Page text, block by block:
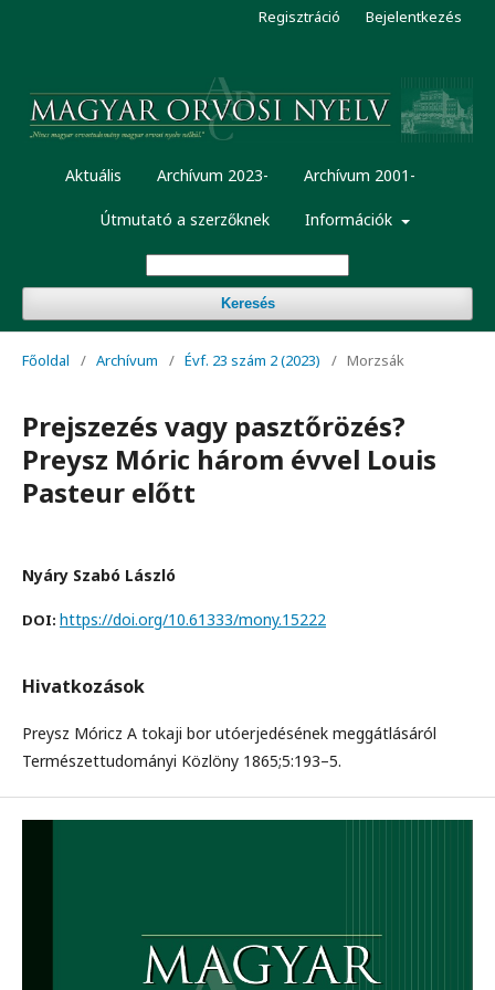
Aktuális Archívum 2023- Archívum 2001-
Útmutató a szerzőknek Információk
Keresés
Regisztráció Bejelentkezés
Főoldal / Archívum / Évf. 23 szám 2 (2023) / Morzsák
Prejszezés vagy pasztőrözés?
Preysz Móric három évvel Louis
Pasteur előtt
Nyáry Szabó László
DOI: https://doi.org/10.61333/mony.15222
Hivatkozások
Preysz Móricz A tokaji bor utóerjedésének meggátlásáról
Természettudományi Közlöny 1865;5:193–5.